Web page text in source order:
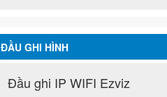
ĐẦU GHI HÌNH
Đầu ghi IP WIFI Ezviz